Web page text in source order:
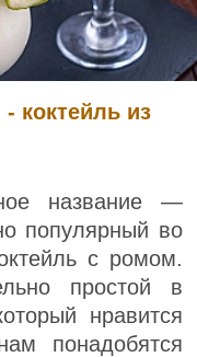
коктейль из
название —
популярный во
с ромом.
простой в
нравится
понадобятся